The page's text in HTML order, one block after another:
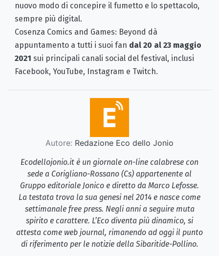
nuovo modo di concepire il fumetto e lo spettacolo,
sempre più digital.
Cosenza Comics and Games: Beyond dà
appuntamento a tutti i suoi fan dal 20 al 23 maggio
2021 sui principali canali social del festival, inclusi
Facebook, YouTube, Instagram e Twitch.
Autore: Redazione Eco dello Jonio
Ecodellojonio.it è un giornale on-line calabrese con
sede a Corigliano-Rossano (Cs) appartenente al
Gruppo editoriale Jonico e diretto da Marco Lefosse.
La testata trova la sua genesi nel 2014 e nasce come
settimanale free press. Negli anni a seguire muta
spirito e carattere. L’Eco diventa più dinamico, si
attesta come web journal, rimanendo ad oggi il punto
di riferimento per le notizie della Sibaritide-Pollino.